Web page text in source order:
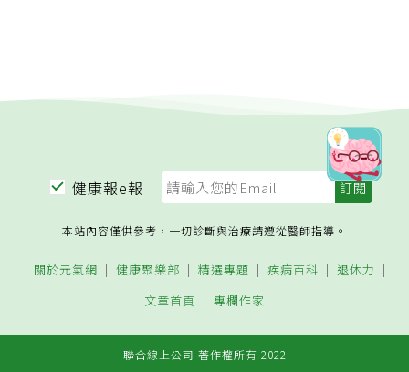
健康報e報
本站內容僅供參考，一切診斷與治療請遵從醫師指導。
關於元氣網 健康聚樂部 精選專題 疾病百科
退休力
文章首頁
專欄作家
聯合線上公司 著作權所有 2022